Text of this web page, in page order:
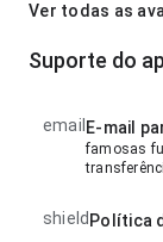
Ver todas as
Suporte do
email E-mail
famosas
shield Política